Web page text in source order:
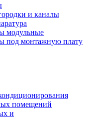
и каналы
модульные
под монтажную плату
помещений
и